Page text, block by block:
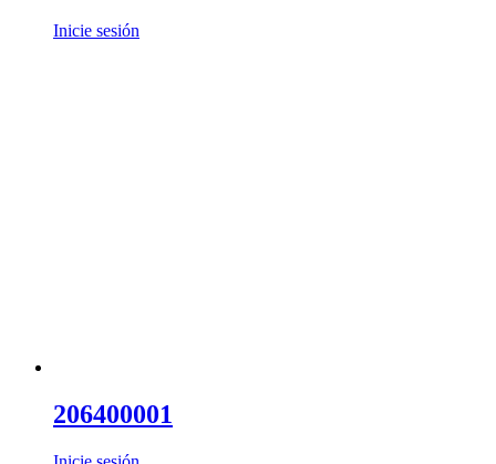
Inicie sesión
206400001